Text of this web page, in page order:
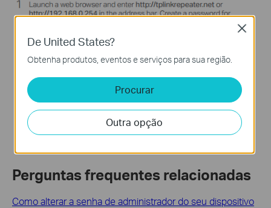
Perguntas frequentes relacionadas
Como alterar a senha de administrador do seu dispositivo
De United States?
Obtenha produtos, eventos e serviços para sua região.
Procurar
Outra opção
Close